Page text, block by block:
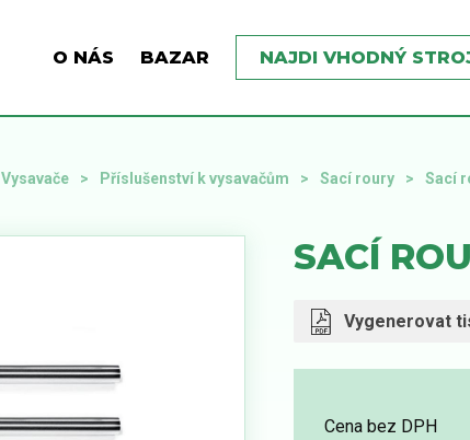
O NÁS BAZAR NAJDI VHODNÝ
Vysavače Příslušenství k vysavačům Sací roury Sací
SACÍ
Vygenerovat
Cena bez DPH